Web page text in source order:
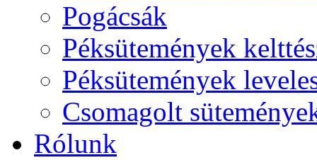
Pogácsák
Péksütemények
Péksütemények
Csomagolt
Rólunk